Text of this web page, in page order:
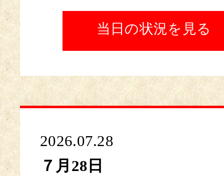
当日の状況を見る
2026.07.28
７月28日